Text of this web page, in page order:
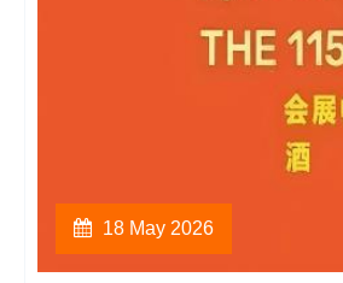
18 May 2026